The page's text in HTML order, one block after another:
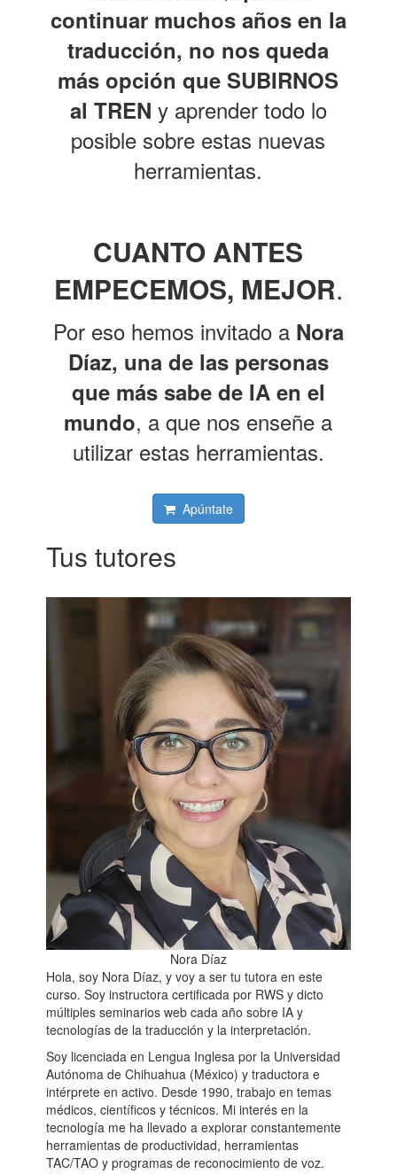
continuar muchos años en la
traducción, no nos queda
más opción que SUBIRNOS
al TREN y aprender todo lo
posible sobre estas nuevas
herramientas.
CUANTO ANTES
EMPECEMOS, MEJOR.
Por eso hemos invitado a Nora
Díaz, una de las personas
que más sabe de IA en el
mundo, a que nos enseñe a
utilizar estas herramientas.
Apúntate
Tus tutores
Nora Díaz
Hola, soy Nora Díaz, y voy a ser tu tutora en este
curso. Soy instructora certificada por RWS y dicto
múltiples seminarios web cada año sobre IA y
tecnologías de la traducción y la interpretación.
Soy licenciada en Lengua Inglesa por la Universidad
Autónoma de Chihuahua (México) y traductora e
intérprete en activo. Desde 1990, trabajo en temas
médicos, científicos y técnicos. Mi interés en la
tecnología me ha llevado a explorar constantemente
herramientas de productividad, herramientas
TAC/TAO y programas de reconocimiento de voz.